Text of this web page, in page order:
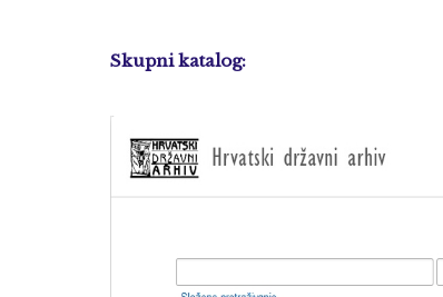
Skupni katalog: